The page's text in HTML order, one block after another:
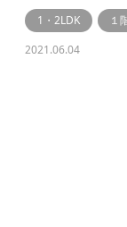
【LibWork～リ
1・2LDK
１
2021.06.04